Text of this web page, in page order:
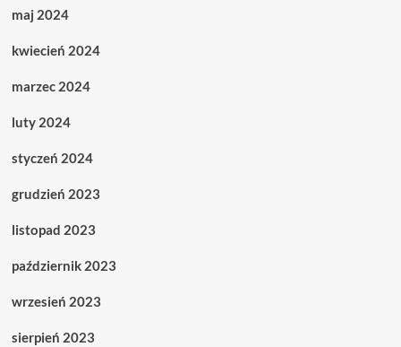
maj 2024
kwiecień 2024
marzec 2024
luty 2024
styczeń 2024
grudzień 2023
listopad 2023
październik 2023
wrzesień 2023
sierpień 2023